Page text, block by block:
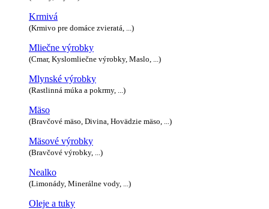
Krmivá
(Krmivo pre domáce zvieratá, ...)
Mliečne výrobky
(Cmar, Kyslomliečne výrobky, Maslo, ...)
Mlynské výrobky
(Rastlinná múka a pokrmy, ...)
Mäso
(Bravčové mäso, Divina, Hovädzie mäso, ...)
Mäsové výrobky
(Bravčové výrobky, ...)
Nealko
(Limonády, Minerálne vody, ...)
Oleje a tuky